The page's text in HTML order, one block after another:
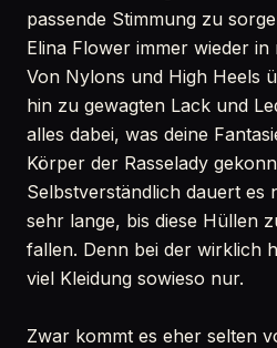
passende Stimmung zu
Elina Flower immer wieder
Von Nylons und High Heels
hin zu gewagten Lack und
alles dabei, was deine
Körper der Rasselady
Selbstverständlich dauert es
sehr lange, bis diese Hüllen
fallen. Denn bei der wirklich
viel Kleidung sowieso nur.
Zwar kommt es eher selten